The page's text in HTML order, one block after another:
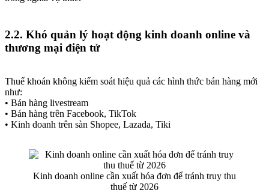
2.2. Khó quản lý hoạt động kinh doanh online và
thương mại điện tử
Thuế khoán không kiểm soát hiệu quả các hình thức bán hàng mới
như:
• Bán hàng livestream
• Bán hàng trên Facebook, TikTok
• Kinh doanh trên sàn Shopee, Lazada, Tiki
Kinh doanh online cần xuất hóa đơn để tránh truy thu
thuế từ 2026